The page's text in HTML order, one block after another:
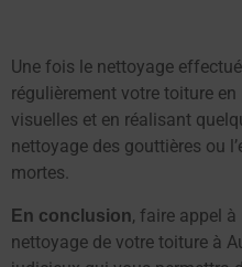
Une fois le nettoyage
régulièrement votre toiture
visuelles et en réalisant
nettoyage des gouttières ou
mortes.
En conclusion, faire appel
nettoyage de votre toiture à